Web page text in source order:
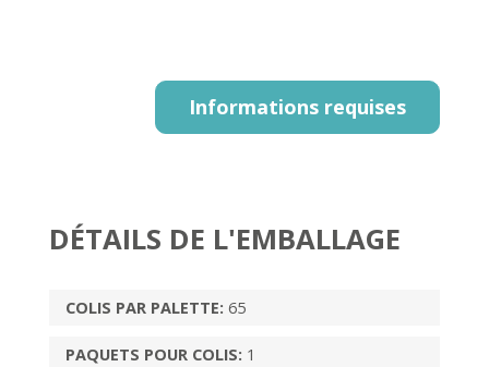
Informations requises
DÉTAILS DE L'EMBALLAGE
COLIS PAR PALETTE: 65
PAQUETS POUR COLIS: 1